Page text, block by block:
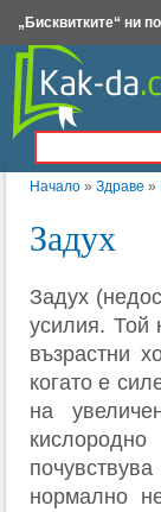
Начало » Здраве »
Задух
Задух
усилия. Той
възрастни
когато е
на
нормално
Insert.bg
„Бисквитките“ ни